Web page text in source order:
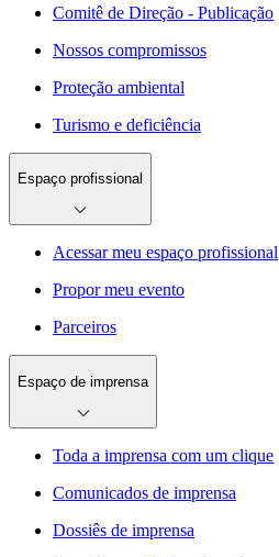
Comitê de Direção - Publicação
Nossos compromissos
Proteção ambiental
Turismo e deficiência
Espaço profissional
Acessar meu espaço profissional
Propor meu evento
Parceiros
Espaço de imprensa
Toda a imprensa com um clique
Comunicados de imprensa
Dossiês de imprensa